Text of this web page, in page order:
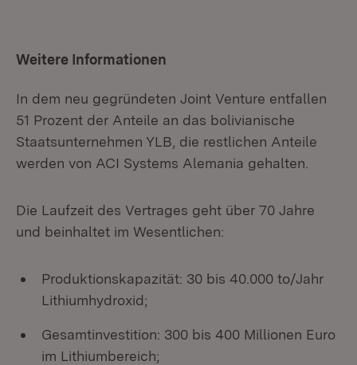
Weitere Informationen
In dem neu gegründeten Joint Venture entfallen
51 Prozent der Anteile an das bolivianische
Staatsunternehmen YLB, die restlichen Anteile
werden von ACI Systems Alemania gehalten.
Die Laufzeit des Vertrages geht über 70 Jahre
und beinhaltet im Wesentlichen:
Produktionskapazität: 30 bis 40.000 to/Jahr
Lithiumhydroxid;
Gesamtinvestition: 300 bis 400 Millionen Euro
im Lithiumbereich;